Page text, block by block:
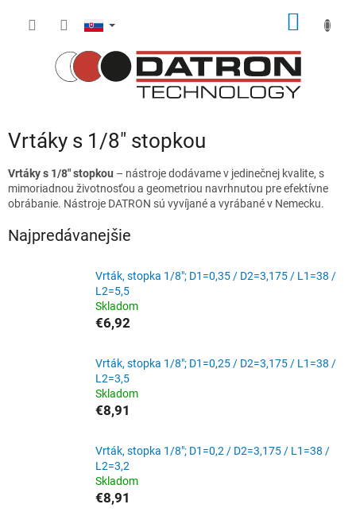
Vrtáky s 1/8" stopkou
Vrtáky s 1/8" stopkou – nástroje dodávame v jedinečnej kvalite, s
mimoriadnou životnosťou a geometriou navrhnutou pre efektívne
obrábanie. Nástroje DATRON sú vyvíjané a vyrábané v Nemecku.
Najpredávanejšie
Vrták, stopka 1/8"; D1=0,35 / D2=3,175 / L1=38 /
L2=5,5
Skladom
€6,92
Vrták, stopka 1/8"; D1=0,25 / D2=3,175 / L1=38 /
L2=3,5
Skladom
€8,91
Vrták, stopka 1/8"; D1=0,2 / D2=3,175 / L1=38 /
L2=3,2
Skladom
€8,91